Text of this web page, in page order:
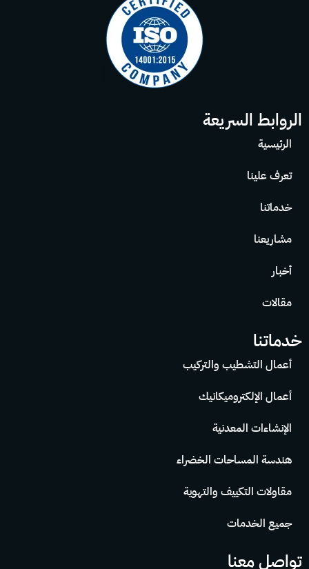
الروابط السريعة
الرئيسية
تعرف علينا
خدماتنا
مشاريعنا
أخبار
مقالات
خدماتنا
أعمال التشطيب والتركيب
أعمال الإلكتروميكانيك
الإنشاءات المعدنية
هندسة المساحات الخضراء
مقاولات التكييف والتهوية
جميع الخدمات
تواصل معنا